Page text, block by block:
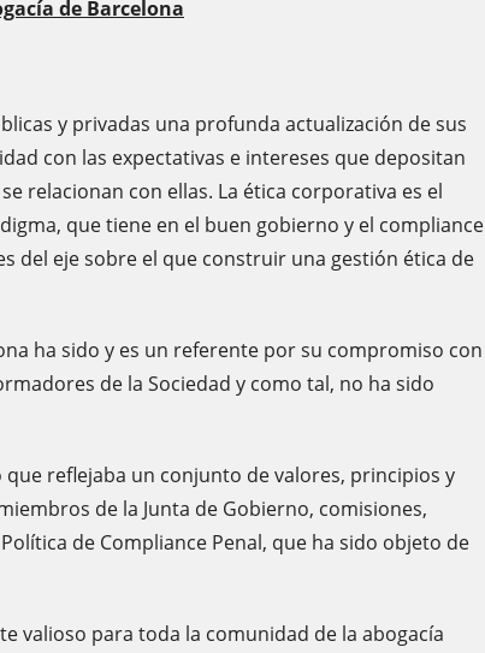
de Barcelona
y privadas una profunda actualización de sus
con las expectativas e intereses que depositan
relacionan con ellas. La ética corporativa es el
que tiene en el buen gobierno y el compliance
del eje sobre el que construir una gestión ética de
ha sido y es un referente por su compromiso con
de la Sociedad y como tal, no ha sido
reflejaba un conjunto de valores, principios y
de la Junta de Gobierno, comisiones,
de Compliance Penal, que ha sido objeto de
valioso para toda la comunidad de la abogacía